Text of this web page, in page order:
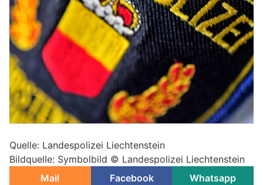
Quelle: Landespolizei Liechtenstein
Bildquelle: Symbolbild © Landespolizei Liechtenstein
Mail
Facebook Whatsapp